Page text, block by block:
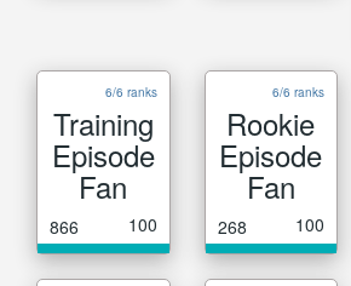
6/6 ranks
Training
Episode
Fan
866 100
6/6 ranks
Rookie
Episode
Fan
268 100